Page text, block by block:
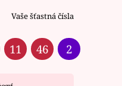
Vaše šťastná čísla
11 46 2